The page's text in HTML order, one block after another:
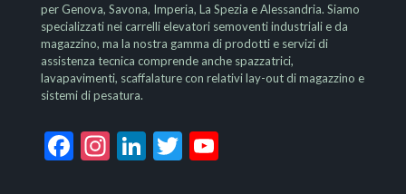
per Genova, Savona, Imperia, La Spezia e Alessandria. Siamo
specializzati nei carrelli elevatori semoventi industriali e da
magazzino, ma la nostra gamma di prodotti e servizi di
assistenza tecnica comprende anche spazzatrici,
lavapavimenti, scaffalature con relativi lay-out di magazzino e
sistemi di pesatura.
Facebook
Instagram
LinkedIn
Twitter